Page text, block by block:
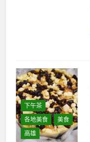
下午茶
各地美食
美食
高雄